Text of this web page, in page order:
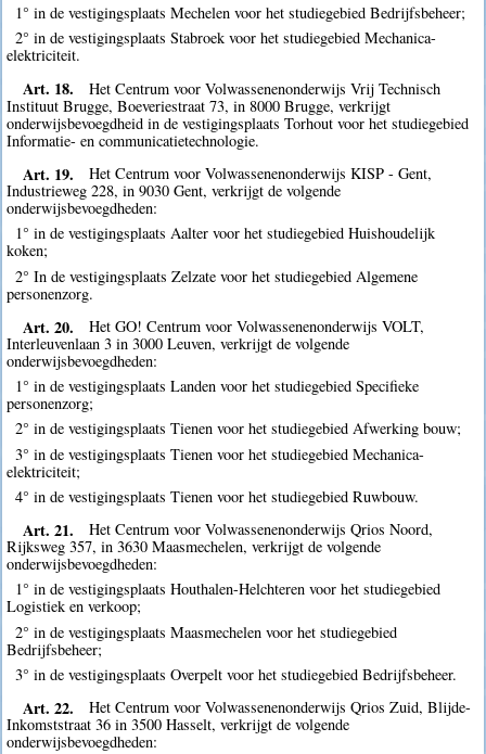
1° in de vestigingsplaats Mechelen voor het studiegebied Bedrijfsbeheer;
2° in de vestigingsplaats Stabroek voor het studiegebied Mechanica-
elektriciteit.
Art. 18.
Het Centrum voor Volwassenenonderwijs Vrij Technisch
Instituut Brugge, Boeveriestraat 73, in 8000 Brugge, verkrijgt
onderwijsbevoegdheid in de vestigingsplaats Torhout voor het studiegebied
Informatie- en communicatietechnologie.
Art. 19.
Het Centrum voor Volwassenenonderwijs KISP - Gent,
Industrieweg 228, in 9030 Gent, verkrijgt de volgende
onderwijsbevoegdheden:
1° in de vestigingsplaats Aalter voor het studiegebied Huishoudelijk
koken;
2° In de vestigingsplaats Zelzate voor het studiegebied Algemene
personenzorg.
Art. 20.
Het GO! Centrum voor Volwassenenonderwijs VOLT,
Interleuvenlaan 3 in 3000 Leuven, verkrijgt de volgende
onderwijsbevoegdheden:
1° in de vestigingsplaats Landen voor het studiegebied Specifieke
personenzorg;
2° in de vestigingsplaats Tienen voor het studiegebied Afwerking bouw;
3° in de vestigingsplaats Tienen voor het studiegebied Mechanica-
elektriciteit;
4° in de vestigingsplaats Tienen voor het studiegebied Ruwbouw.
Art. 21.
Het Centrum voor Volwassenenonderwijs Qrios Noord,
Rijksweg 357, in 3630 Maasmechelen, verkrijgt de volgende
onderwijsbevoegdheden:
1° in de vestigingsplaats Houthalen-Helchteren voor het studiegebied
Logistiek en verkoop;
2° in de vestigingsplaats Maasmechelen voor het studiegebied
Bedrijfsbeheer;
3° in de vestigingsplaats Overpelt voor het studiegebied Bedrijfsbeheer.
Art. 22.
Het Centrum voor Volwassenenonderwijs Qrios Zuid, Blijde-
Inkomststraat 36 in 3500 Hasselt, verkrijgt de volgende
onderwijsbevoegdheden: